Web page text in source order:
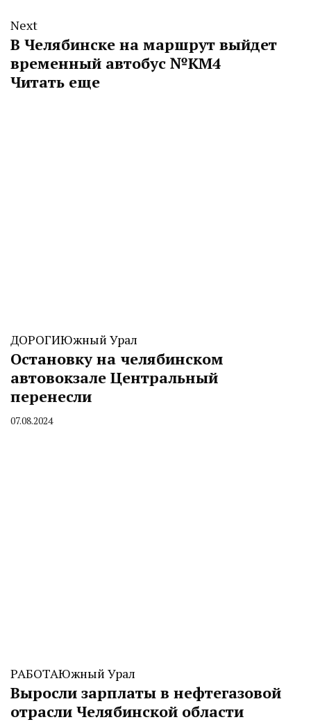
Next
В Челябинске на маршрут выйдет
временный автобус №КМ4
Читать еще
ДОРОГИЮжный Урал
Остановку на челябинском
автовокзале Центральный
перенесли
By
07.08.2024
РАБОТАЮжный Урал
Выросли зарплаты в нефтегазовой
отрасли Челябинской области